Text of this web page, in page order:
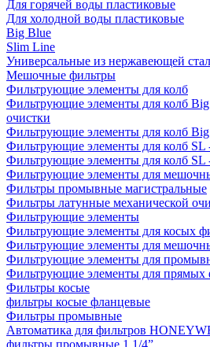
Для горячей воды пластиковые
Для холодной воды пластиковые
Big Blue
Slim Line
Универсальные из нержавеющей
Мешочные фильтры
Фильтрующие элементы для колб
Фильтрующие элементы для колб
очистки
Фильтрующие элементы для колб
Фильтрующие элементы для колб SL
Фильтрующие элементы для колб SL
Фильтрующие элементы для
Фильтры промывные магистральные
Фильтры латунные механической
Фильтрующие элементы
Фильтрующие элементы для косых
Фильтрующие элементы для
Фильтрующие элементы для
Фильтрующие элементы для прямых
Фильтры косые
фильтры косые фланцевые
Фильтры промывные
Автоматика для фильтров
фильтры промывные 1 1/4”